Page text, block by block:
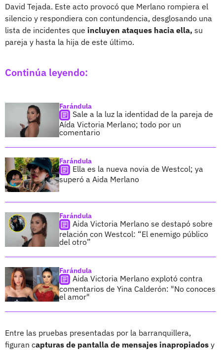
David Tejada. Este acto provocó que Merlano rompiera el
silencio y respondiera con contundencia, desglosando una
lista de incidentes que incluyen ataques hacia ella, su
pareja y hasta la hija de este último.
Continúa leyendo:
Farándula
Sale a la luz la identidad de la pareja de
Aída Victoria Merlano; todo por un
comentario
Farándula
Ella es la nueva novia de Westcol; ya
superó a Aida Merlano
Farándula
Aida Victoria Merlano se destapó sobre
relación con Westcol: “El enemigo público
del otro”
Farándula
Aida Victoria Merlano explotó contra
comentarios de Yina Calderón: "No conoces
el amor"
Entre las pruebas presentadas por la barranquillera,
figuran capturas de pantalla de mensajes inapropiados y